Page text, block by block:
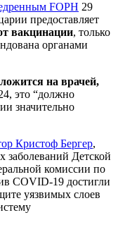
FOPH 29
предоставляет
вакцинации, только
органами
ложится на врачей,
это “должно
значительно
Кристоф Бергер,
Детской
комиссии по
COVID-19 достигли
уязвимых слоев